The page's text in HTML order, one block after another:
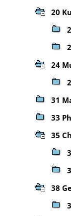
20
24
31
33
35
38